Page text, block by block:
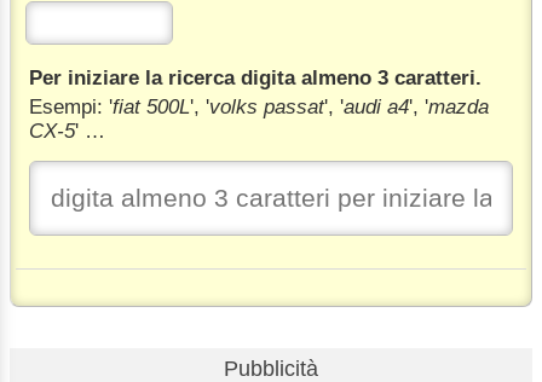
Per iniziare la ricerca digita almeno 3 caratteri.
Esempi: 'fiat 500L', 'volks passat', 'audi a4', 'mazda
CX-5' …
Pubblicità